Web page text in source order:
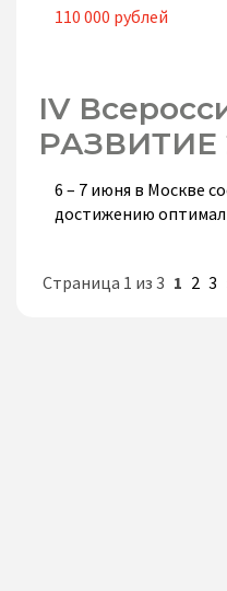
110 000 рублей
IV
РАЗВИТИЕ
6 – 7 июня в Москве
достижению
Страница 1 из 3 1 2 3